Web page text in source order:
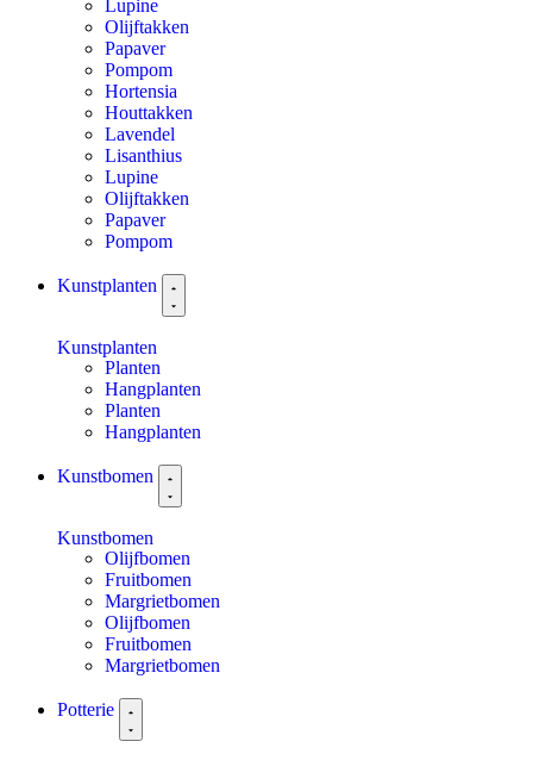
Lupine
Olijftakken
Papaver
Pompom
Hortensia
Houttakken
Lavendel
Lisanthius
Lupine
Olijftakken
Papaver
Pompom
Kunstplanten
Kunstplanten
Planten
Hangplanten
Planten
Hangplanten
Kunstbomen
Kunstbomen
Olijfbomen
Fruitbomen
Margrietbomen
Olijfbomen
Fruitbomen
Margrietbomen
Potterie